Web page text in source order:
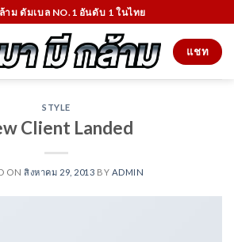
าม ดัมเบล NO.1 อันดับ 1 ในไทย
แชท
STYLE
Client Landed
ONสิงหาคม 29, 2013 BY ADMIN